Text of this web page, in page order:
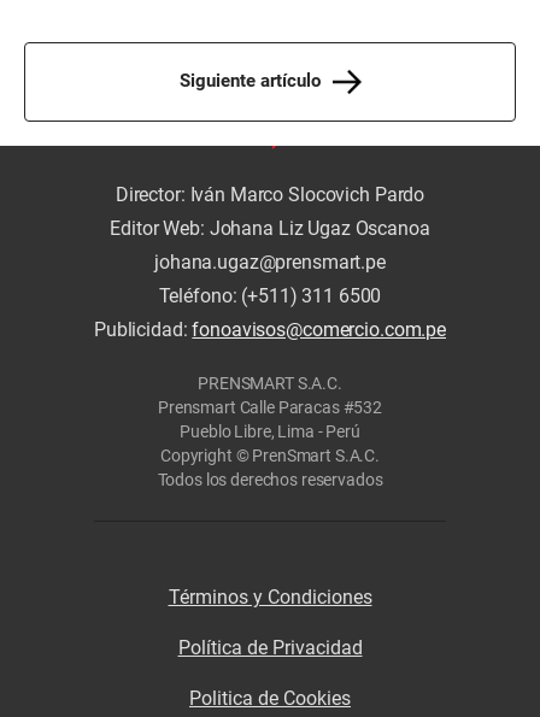
Siguiente artículo
Director: Iván Marco Slocovich Pardo
Editor Web: Johana Liz Ugaz Oscanoa
johana.ugaz@prensmart.pe
Teléfono: (+511) 311 6500
Publicidad:fonoavisos@comercio.com.pe
PRENSMART S.A.C.
Prensmart Calle Paracas #532
Pueblo Libre, Lima - Perú
Copyright © PrenSmart S.A.C.
Todos los derechos reservados
Términos y Condiciones
Política de Privacidad
Politica de Cookies